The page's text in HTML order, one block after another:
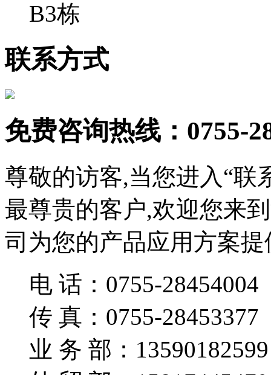
B3栋
联系方式
免费咨询热线：0755-
尊敬的访客,当您进入“联
最尊贵的客户,欢迎您来
司为您的产品应用方案提
电 话：0755-28454004
传 真：0755-28453377
业 务 部：